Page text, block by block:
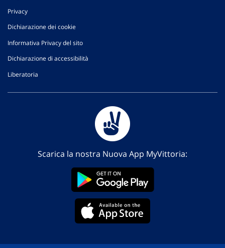
Privacy
Dichiarazione dei cookie
Informativa Privacy del sito
Dichiarazione di accessibilità
Liberatoria
Scarica la nostra Nuova App MyVittoria: